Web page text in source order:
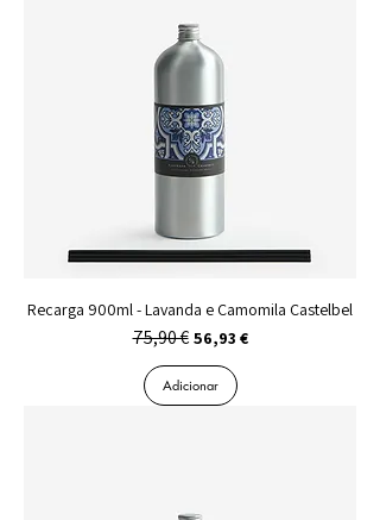
Recarga 900ml - Lavanda e Camomila Castelbel
Preço normal
75,90 € Preço promocional
56,93 €
Adicionar